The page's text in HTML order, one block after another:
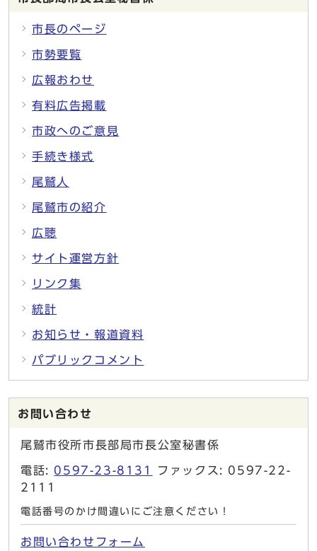
市長のページ
市勢要覧
広報おわせ
有料広告掲載
市政へのご意見
手続き様式
尾鷲人
尾鷲市の紹介
広聴
サイト運営方針
リンク集
統計
お知らせ・報道資料
パブリックコメント
お問い合わせ
尾鷲市役所市長部局市長公室秘書係
電話: 0597-23-8131
ファックス: 0597-22-
2111
電話番号のかけ間違いにご注意ください！
お問い合わせフォーム